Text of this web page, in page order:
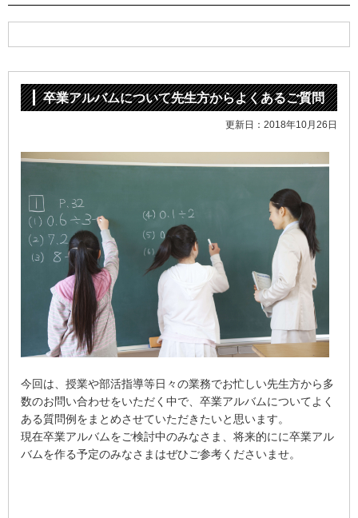
卒業アルバムについて先生方からよくあるご質問
更新日：2018年10月26日
今回は、授業や部活指導等日々の業務でお忙しい先生方から多
数のお問い合わせをいただく中で、卒業アルバムについてよく
ある質問例をまとめさせていただきたいと思います。
現在卒業アルバムをご検討中のみなさま、将来的にに卒業アル
バムを作る予定のみなさまはぜひご参考くださいませ。